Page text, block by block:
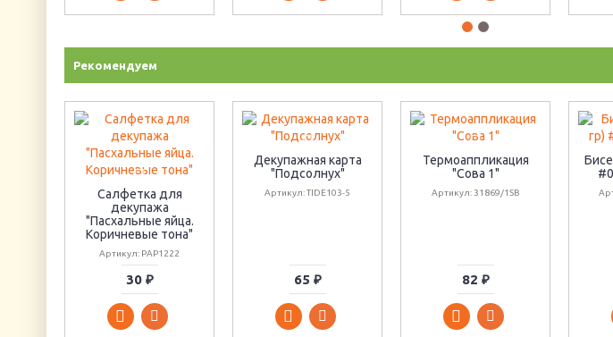
Рекомендуем
Салфетка для
декупажа
"Пасхальные яйца.
Коричневые тона"
Артикул: PAP1222
30 ₽
Декупажная карта
"Подсолнух"
Артикул: TIDE103-5
65 ₽
Термоаппликация
"Сова 1"
Артикул: 31869/1SB
82 ₽